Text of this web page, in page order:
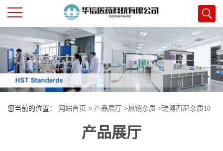
公
司
首
页
您当前的位置： 网站首页 > 产品展厅 >热销杂质 >瑞博西尼杂质10
产品展厅